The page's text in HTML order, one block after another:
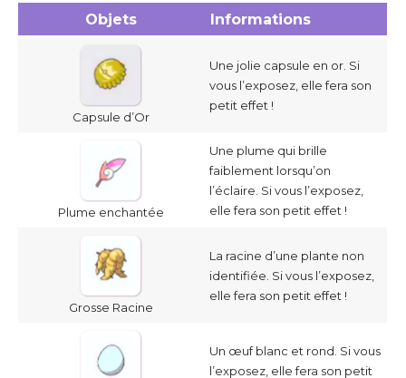
Objets Informations
Capsule d’Or
Une jolie capsule en or. Si
vous l’exposez, elle fera son
petit effet !
Plume enchantée
Une plume qui brille
faiblement lorsqu’on
l’éclaire. Si vous l’exposez,
elle fera son petit effet !
Grosse Racine
La racine d’une plante non
identifiée. Si vous l’exposez,
elle fera son petit effet !
Un œuf blanc et rond. Si vous
l’exposez, elle fera son petit